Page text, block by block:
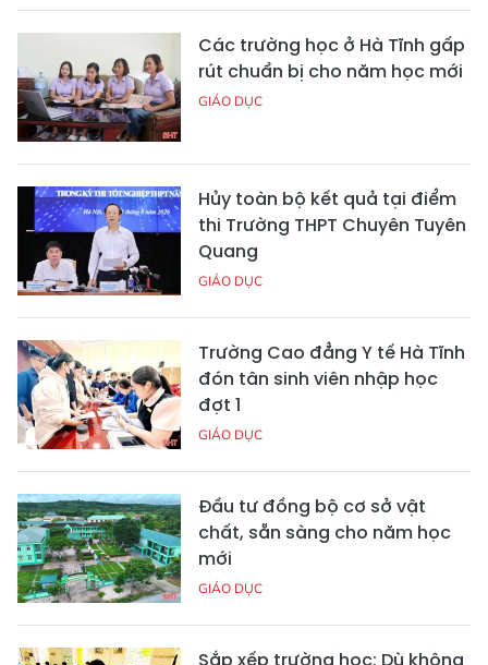
Các trường học ở Hà Tĩnh gấp
rút chuẩn bị cho năm học mới
GIÁO DỤC
Hủy toàn bộ kết quả tại điểm
thi Trường THPT Chuyên Tuyên
Quang
GIÁO DỤC
Trường Cao đẳng Y tế Hà Tĩnh
đón tân sinh viên nhập học
đợt 1
GIÁO DỤC
Đầu tư đồng bộ cơ sở vật
chất, sẵn sàng cho năm học
mới
GIÁO DỤC